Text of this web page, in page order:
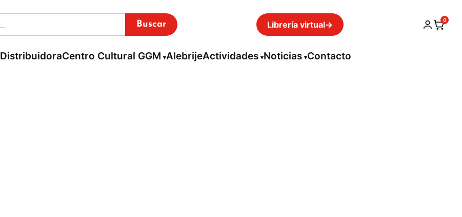
Buscar Librería virtual→ 0
DistribuidoraCentro Cultural GGM AlebrijeActividades Noticias Contacto